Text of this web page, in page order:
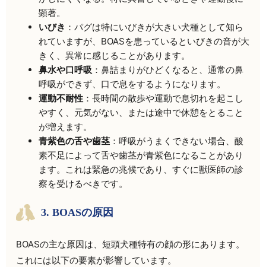
顕著。
いびき ：パグは特にいびきが大きい犬種として知ら
れていますが、BOASを患っているといびきの音が大
きく、異常に感じることがあります。
鼻水や口呼吸 ：鼻詰まりがひどくなると、通常の鼻
呼吸ができず、口で息をするようになります。
運動不耐性：長時間の散歩や運動で息切れを起こし
やすく、元気がない、または途中で休憩をとること
が増えます。
青紫色の舌や歯茎：呼吸がうまくできない場合、酸
素不足によって舌や歯茎が青紫色になることがあり
ます。これは緊急の兆候であり、すぐに獣医師の診
察を受けるべきです。
3. BOASの原因
BOASの主な原因は、短頭犬種特有の顔の形にあります。
これには以下の要素が影響しています。